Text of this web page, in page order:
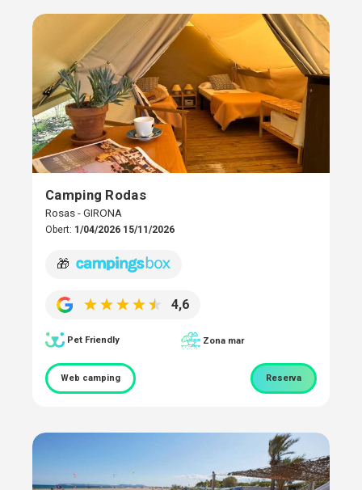
Camping Rodas
Rosas - GIRONA
Obert: 1/04/2026 15/11/2026
🎁
4,6
Pet Friendly Zona mar
Web camping Reserva